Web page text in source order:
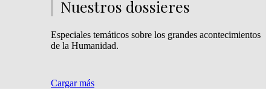
Nuestros dossieres
Especiales temáticos sobre los grandes acontecimientos
de la Humanidad.
Cargar más